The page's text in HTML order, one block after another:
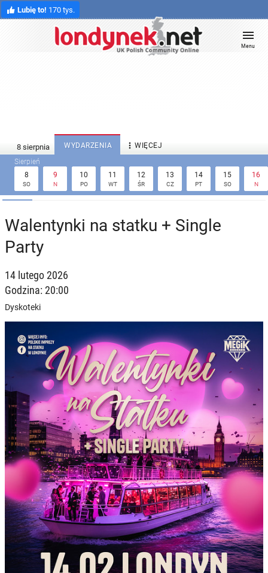
Lubię to! 170 tys.
Menu
WYDARZENIA  WIĘCEJ
8
SO
9
N
10
PO
11
WT
12
ŚR
13
CZ
14
PT
15
SO
16
N
Walentynki na statku + Single
Party
14 lutego 2026
Godzina: 20:00
Dyskoteki